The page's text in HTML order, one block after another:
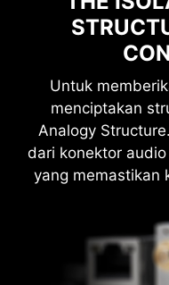
pelanggan yang
memiliki langganan
keluar dari
untuk penawaran
dan Penawaran
dan Layanan
Privacy dan
Resizable BAR
advanced PCI
seluruh frame
Untuk
menciptakan
Analogy
dari konektor
yang memastikan
Mendukung
Kompatibel
*Gen2 device
Wi-Fi 6E
Bluetooth 5.3
2.5G LAN